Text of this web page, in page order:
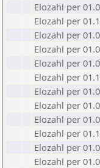
Elozahl per
Elozahl per
Elozahl per
Elozahl per
Elozahl per
Elozahl per
Elozahl per
Elozahl per
Elozahl per
Elozahl per
Elozahl per
Elozahl per